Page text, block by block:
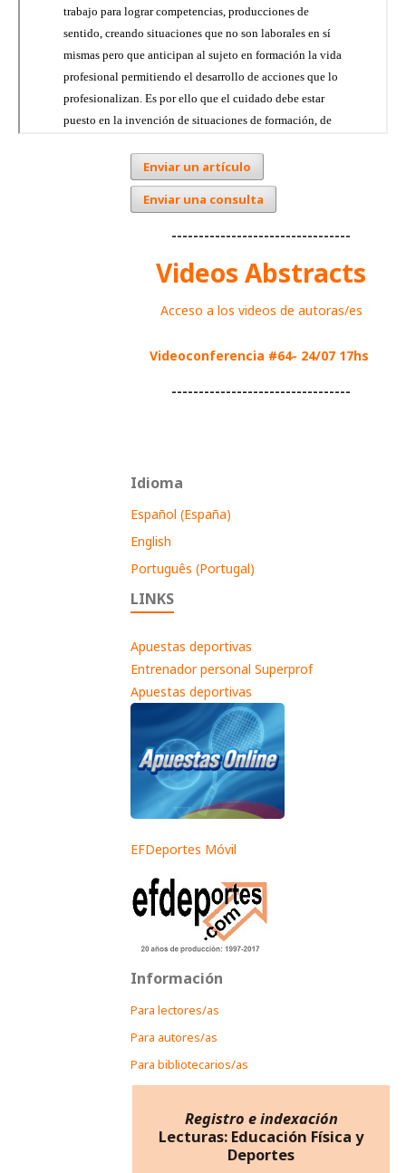
Enviar un artículo
Enviar una consulta
---------------------------------
Videos Abstracts
Acceso a los videos de autoras/es
Videoconferencia #64- 24/07 17hs
---------------------------------
Idioma
Español (España)
English
Português (Portugal)
LINKS
Apuestas deportivas
Entrenador personal Superprof
Apuestas deportivas
EFDeportes Móvil
Información
Para lectores/as
Para autores/as
Para bibliotecarios/as
Registro e indexación
Lecturas: Educación Física y
Deportes